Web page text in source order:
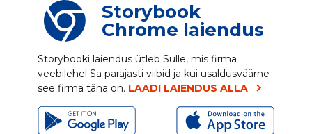
Storybook
Chrome laiendus
Storybooki laiendus ütleb Sulle, mis firma
veebilehel Sa parajasti viibid ja kui usaldusväärne
see firma täna on. LAADI LAIENDUS ALLA